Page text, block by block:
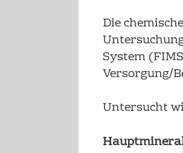
Die
System
Versorgung/
Untersucht